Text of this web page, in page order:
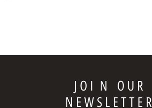
J O I N O U R
N E W S L E T T E R